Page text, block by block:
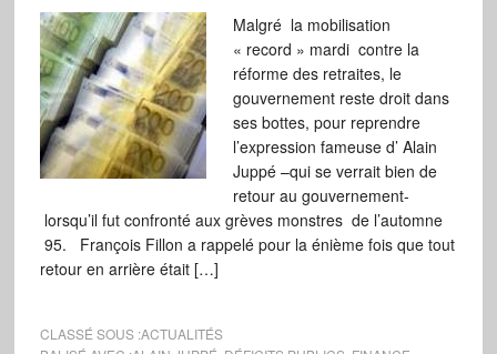
Malgré la mobilisation
« record » mardi contre la
réforme des retraites, le
gouvernement reste droit dans
ses bottes, pour reprendre
l’expression fameuse d’ Alain
Juppé –qui se verrait bien de
retour au gouvernement-
lorsqu’il fut confronté aux grèves monstres de l’automne
95. François Fillon a rappelé pour la énième fois que tout
retour en arrière était […]
CLASSÉ SOUS :ACTUALITÉS